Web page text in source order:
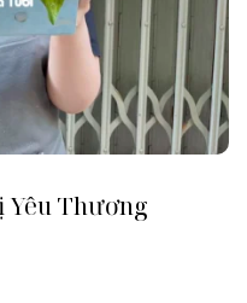
Yêu Thương